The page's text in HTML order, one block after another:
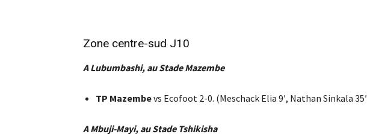
Zone centre-sud J10
A Lubumbashi, au Stade Mazembe
TP Mazembevs Ecofoot 2-0. (Meschack Elia 9′, Nathan Sinkala
A Mbuji-Mayi, au Stade Tshikisha